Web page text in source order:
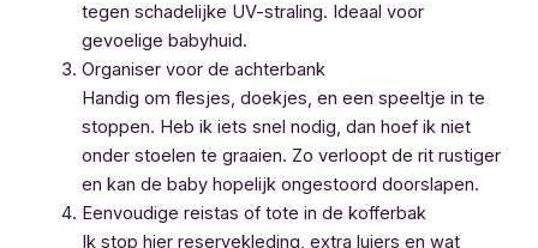
tegen schadelijke UV-straling. Ideaal voor
gevoelige babyhuid.
Organiser voor de achterbank
Handig om flesjes, doekjes, en een speeltje in te
stoppen. Heb ik iets snel nodig, dan hoef ik niet
onder stoelen te graaien. Zo verloopt de rit rustiger
en kan de baby hopelijk ongestoord doorslapen.
Eenvoudige reistas of tote in de kofferbak
Ik stop hier reservekleding, extra luiers en wat